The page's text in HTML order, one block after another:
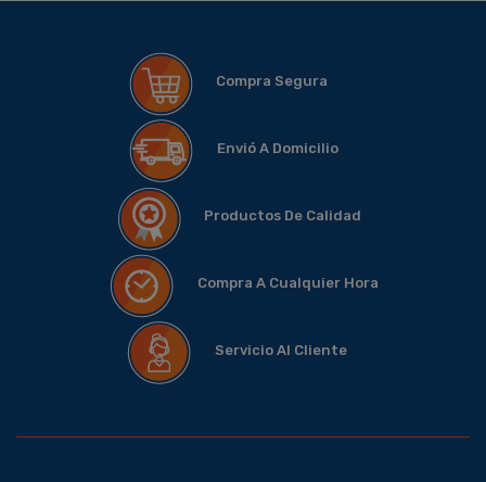
Compra Segura
Envió A Domicilio
Productos De Calidad
Compra A Cualquier Hora
Servicio Al Cliente